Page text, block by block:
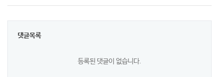
댓글목록
등록된 댓글이 없습니다.